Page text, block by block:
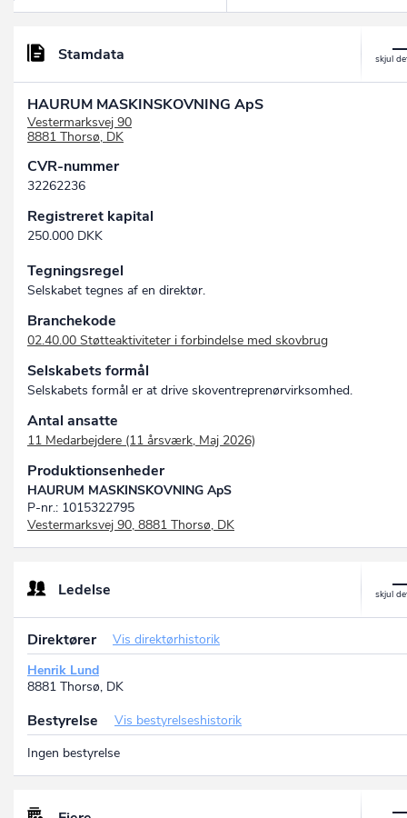
Stamdata
HAURUM MASKINSKOVNING ApS
Vestermarksvej 90
8881 Thorsø, DK
CVR-nummer
32262236
Registreret kapital
250.000 DKK
Tegningsregel
Selskabet tegnes af en direktør.
Branchekode
02.40.00 Støtteaktiviteter i forbindelse med skovbrug
Selskabets formål
Selskabets formål er at drive skoventreprenørvirksomhed.
Antal ansatte
11 Medarbejdere (11 årsværk, Maj 2026)
Produktionsenheder
HAURUM MASKINSKOVNING ApS
P-nr.: 1015322795
Vestermarksvej 90, 8881 Thorsø, DK
Ledelse
Direktører
Vis direktørhistorik
Henrik Lund
8881 Thorsø, DK
Bestyrelse
Vis bestyrelseshistorik
Ingen bestyrelse